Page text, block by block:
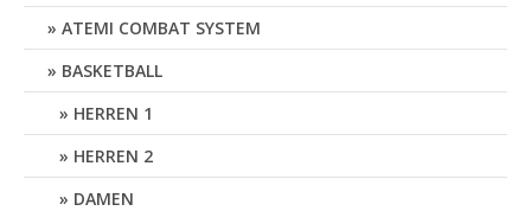
ATEMI COMBAT SYSTEM
BASKETBALL
HERREN 1
HERREN 2
DAMEN